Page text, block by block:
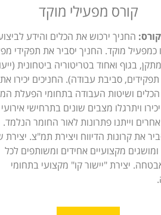
​קורס מפעילי מוקד
החניך ירכוש את הכלים והידע
כמפעיל מוקד. החניך יסביר את תפקידי
בגוף ואחוד בטריטוריה ביטחונית
סביבת עבודה). החניכים יכירו את
ושיטות העבודה בתחומי הפעלת
ויתרגלו מצבים שונים בתרחישי אירועי
וייתנו פתרונות לאור החומר הנלמד.
את קרונות הדיווח ויצירת תמ"צ.
מקצועיים אחידים ומשותפים לכל
יצירת "יישור קו" מקצועי בתחומי